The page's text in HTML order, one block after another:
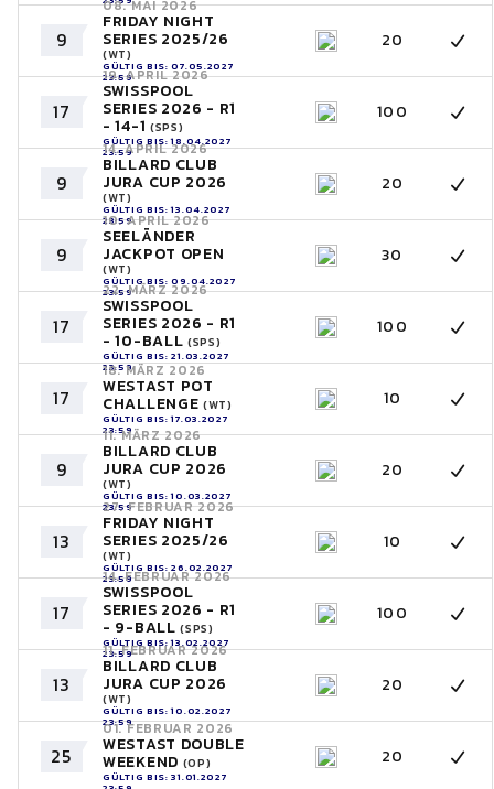
9
08. MAI 2026
FRIDAY NIGHT
SERIES 2025/26
(WT)
GÜLTIG BIS: 07.05.2027
23:59
20
17
19. APRIL 2026
SWISSPOOL
SERIES 2026 - R1
- 14-1 (SPS)
GÜLTIG BIS: 18.04.2027
23:59
100
9
14. APRIL 2026
BILLARD CLUB
JURA CUP 2026
(WT)
GÜLTIG BIS: 13.04.2027
23:59
20
9
10. APRIL 2026
SEELÄNDER
JACKPOT OPEN
(WT)
GÜLTIG BIS: 09.04.2027
23:59
30
17
22. MÄRZ 2026
SWISSPOOL
SERIES 2026 - R1
- 10-BALL (SPS)
GÜLTIG BIS: 21.03.2027
23:59
100
17
18. MÄRZ 2026
WESTAST POT
CHALLENGE (WT)
GÜLTIG BIS: 17.03.2027
23:59
10
9
11. MÄRZ 2026
BILLARD CLUB
JURA CUP 2026
(WT)
GÜLTIG BIS: 10.03.2027
23:59
20
13
27. FEBRUAR 2026
FRIDAY NIGHT
SERIES 2025/26
(WT)
GÜLTIG BIS: 26.02.2027
23:59
10
17
14. FEBRUAR 2026
SWISSPOOL
SERIES 2026 - R1
- 9-BALL(SPS)
GÜLTIG BIS: 13.02.2027
23:59
100
13
11. FEBRUAR 2026
BILLARD CLUB
JURA CUP 2026
(WT)
GÜLTIG BIS: 10.02.2027
23:59
20
25
01. FEBRUAR 2026
WESTAST DOUBLE
WEEKEND (OP)
GÜLTIG BIS: 31.01.2027
20